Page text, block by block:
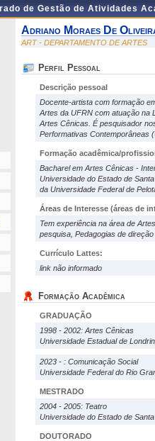
de Gestão de Atividades
Adriano Moraes De
ART - DEPARTAMENTO DE ARTES
Perfil Pessoal
Descrição pessoal
Docente-artista com formação
Artes da UFRN com atuação na
Artes Cênicas. É pesquisador
Performativas Contemporâneas
Formação acadêmica/
Bacharel em Artes Cênicas -
Universidade do Estado de
da Universidade Federal de
Áreas de Interesse (áreas de
Tem experiência na área de
pesquisa, Pedagogias de
Currículo Lattes:
link não informado
Formação Acadêmica
GRADUAÇÃO
1998 - 2002: Artes Cênicas
Universidade Estadual de
2023 - : Comunicação Social
Universidade Federal do Rio
MESTRADO
2004 - 2005: Teatro
Universidade do Estado de
DOUTORADO